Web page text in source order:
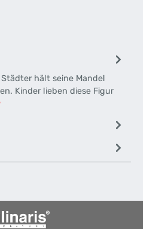
hält seine Mandel
Kinder lieben diese Figur